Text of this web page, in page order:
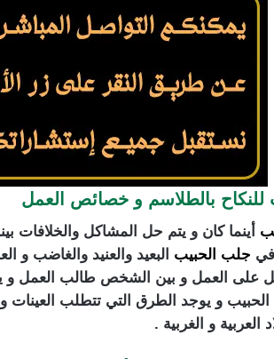
بالطلاسم و خصائص العمل
أينما كان و يتم حل المشاكل والخلافات
جلب الحبيب البعيد والعنيد والغاضب و
على العمل و بين الشخص طالب العمل و
الحبيب و يوجد الطرق التي تتطلب العينات
العربية و الغربية .